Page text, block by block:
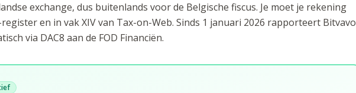
exchange, dus buitenlands voor de Belgische fiscus. Je moet je rekening
en in vak XIV van Tax-on-Web. Sinds 1 januari 2026 rapporteert Bitvavo
via DAC8 aan de FOD Financiën.